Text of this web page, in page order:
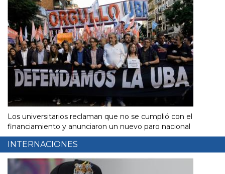
Los universitarios reclaman que no se cumplió con el
financiamiento y anunciaron un nuevo paro nacional
INTERNACIONES